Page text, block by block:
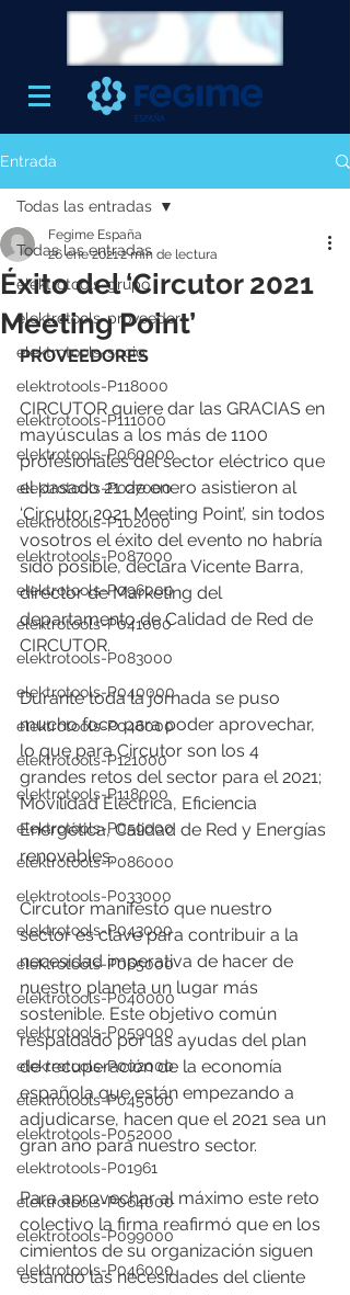
Entrada
Todas las entradas
elektrotools-grupo
elektrotools-proveedor
elektrotools-socio
elektrotools-P118000
elektrotools-P111000
elektrotools-P060000
elektrotools-P027000
elektrotools-P102000
elektrotools-P087000
elektrotools-P096000
elektrotools-P041000
elektrotools-P083000
elektrotools-P040000
elektrotools-P046000
elektrotools-P121000
elektrotools-P118000
elektrotools-P059000
elektrotools-P086000
elektrotools-P033000
elektrotools-P043000
elektrotools-P065000
elektrotools-P040000
elektrotools-P059000
elektrotools-P002000
elektrotools-P045000
elektrotools-P052000
elektrotools-P01961
elektrotools-P064000
elektrotools-P099000
elektrotools-P046000
Todas las entradas
Éxito del ‘Circutor 2021
Meeting Point’
Fegime España
26 ene 20212 min de lectura
PROVEEDORES
CIRCUTOR quiere dar las GRACIAS en
mayúsculas a los más de 1100
profesionales del sector eléctrico que
el pasado 21 de enero asistieron al
‘Circutor 2021 Meeting Point’, sin todos
vosotros el éxito del evento no habría
sido posible, declara Vicente Barra,
director de Marketing del
departamento de Calidad de Red de
CIRCUTOR.
Durante toda la jornada se puso
mucho foco para poder aprovechar,
lo que para Circutor son los 4
grandes retos del sector para el 2021;
Movilidad Eléctrica, Eficiencia
Energética, Calidad de Red y Energías
renovables.
Circutor manifestó que nuestro
sector es clave para contribuir a la
necesidad imperativa de hacer de
nuestro planeta un lugar más
sostenible. Este objetivo común
respaldado por las ayudas del plan
de recuperación de la economía
española que están empezando a
adjudicarse, hacen que el 2021 sea un
gran año para nuestro sector.
Para aprovechar al máximo este reto
colectivo la firma reafirmó que en los
cimientos de su organización siguen
estando las necesidades del cliente